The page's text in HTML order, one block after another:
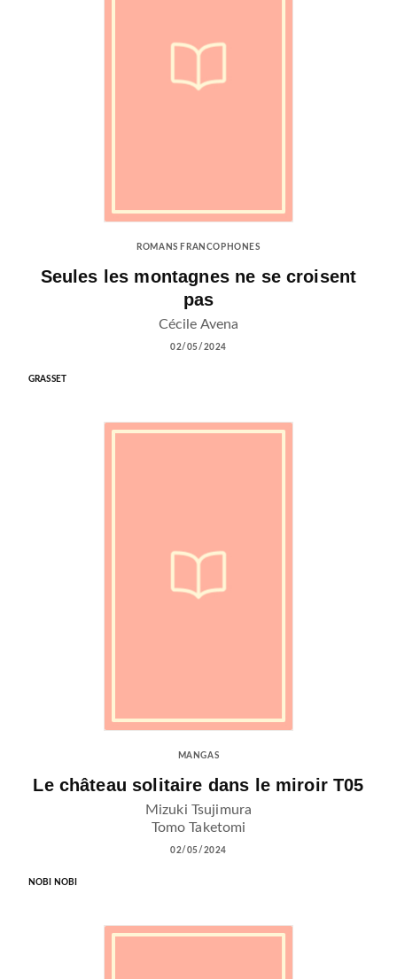
ROMANS FRANCOPHONES
Seules les montagnes ne se croisent
pas
Cécile Avena
02/05/2024
GRASSET
MANGAS
Le château solitaire dans le miroir T05
Mizuki Tsujimura
Tomo Taketomi
02/05/2024
NOBI NOBI